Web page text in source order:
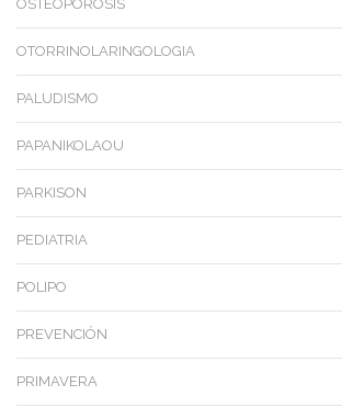
OSTEOPOROSIS
OTORRINOLARINGOLOGIA
PALUDISMO
PAPANIKOLAOU
PARKISON
PEDIATRIA
POLIPO
PREVENCIÓN
PRIMAVERA